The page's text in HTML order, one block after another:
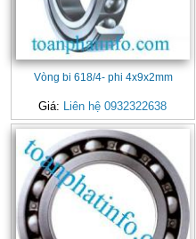
Vòng bi 618/4- phi 4x9x2mm
Giá: Liên hệ 0932322638